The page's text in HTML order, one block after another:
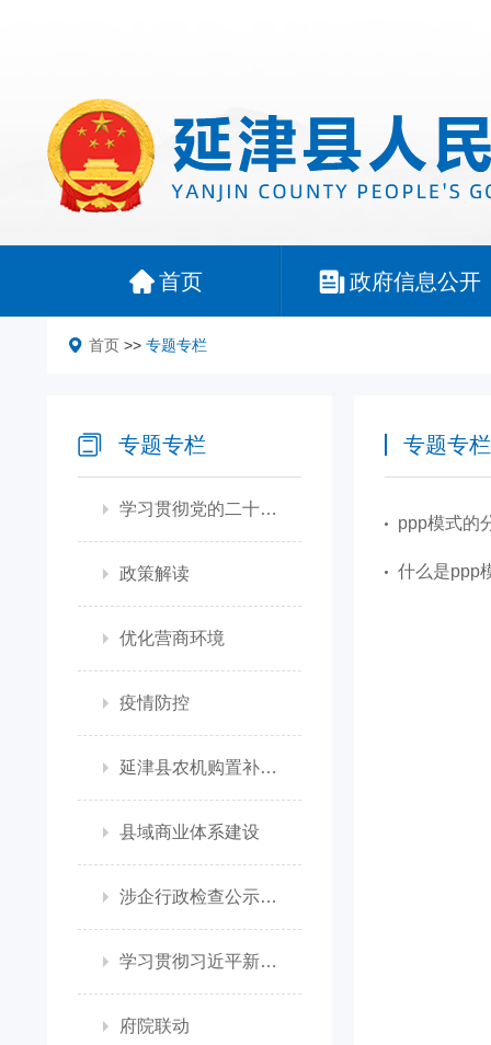
首页 政府信息公开
首页 >> 专题专栏
专题专栏
学习贯彻党的二十大精神
政策解读
优化营商环境
疫情防控
延津县农机购置补贴政策信息公开专栏
县域商业体系建设
涉企行政检查公示专栏
学习贯彻习近平新时代中国特色社会主义思想
府院联动
专题专栏
ppp模式的
什么是ppp